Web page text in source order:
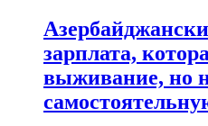
зарплата,
выживание, но